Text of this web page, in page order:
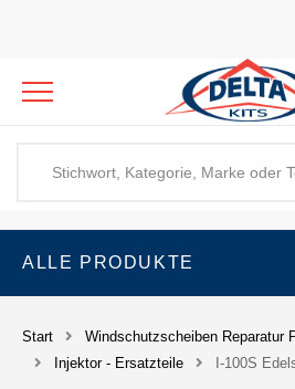
ALLE PRODUKTE
Start Windschutzscheiben Reparatur
Injektor - Ersatzteile
I-100S